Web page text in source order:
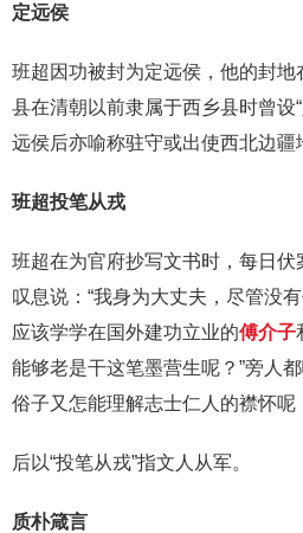
定远侯
班超因功被封为定远侯，他的封
县在清朝以前隶属于西乡县时曾设
远侯后亦喻称驻守或出使西北边疆
班超投笔从戎
班超在为官府抄写文书时，每日
叹息说：“我身为大丈夫，尽管没
应该学学在国外建功立业的傅介子
能够老是干这笔墨营生呢？”旁人
俗子又怎能理解志士仁人的襟怀呢
后以“投笔从戎”指文人从军。
质朴箴言